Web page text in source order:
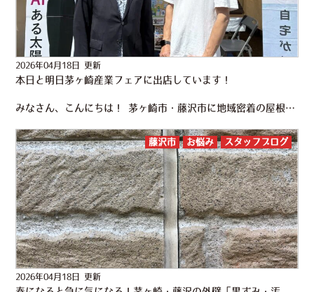
2026年04月18日 更新
本日と明日茅ヶ崎産業フェアに出店しています！
みなさん、こんにちは！ 茅ヶ崎市・藤沢市に地域密着の屋根工事・外壁塗装専門店 かなえるです！ 本日、明日は茅ヶ崎市の産業フェアに出店しています！ ぜひ遊びにきてください。 天気も良くて、明日は大岡越前祭…
2026年04月18日 更新
藤沢市 お悩み スタッフブログ